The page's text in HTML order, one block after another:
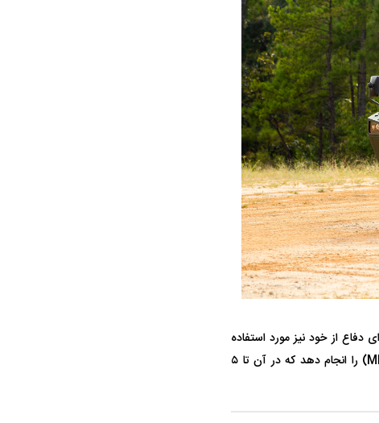
از خود نیز مورد استفاده
قرار گیرد. Patria Nemo همچنین می‌تواند ماموریت‌های آتش چندگانه با ضربه همزمان (MRSI) را انجام دهد که در آن تا ۵